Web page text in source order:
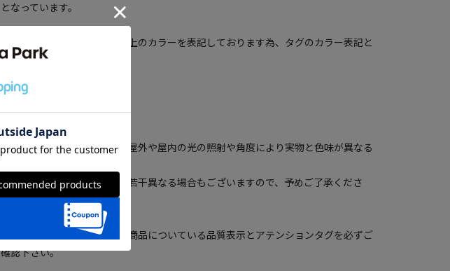
となっています。
※こちらの商品は、弊社管理上のカラーを表記しております為、タグのカラー表記と
異なる記載となっております。
【サイト表記：タグ表記】
グレー：アッシュグレー
※掲載画像の商品の色味は、屋外や屋内の光の照射や角度により実物と色味が異なる
また表示のサイズ感と実物は若干異なる場合もございますので、予めご了承くださ
い。
※着用、お取り扱いの際は、商品についている品質表示とアテンションタグを必ずご
確認下さい。